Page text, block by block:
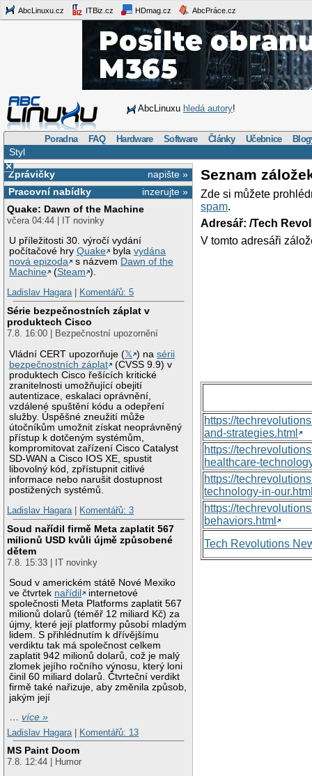
AbcLinuxu.cz ITBiz.cz HDmag.cz AbcPráce.cz
AbcLinuxu hledá autory!
Poradna FAQ Hardware Software Články Učebnice
Styl
×
napište »
Zprávičky
inzerujte »
Pracovní nabídky
Quake: Dawn of the Machine
včera 04:44 | IT novinky
U příležitosti 30. výročí vydání
počítačové hryQuake bylavydána
nová epizoda
s názvem Dawn of the
Machine
(Steam ).
Ladislav Hagara| Komentářů: 5
Série bezpečnostních záplat v
produktech Cisco
7.8. 16:00 | Bezpečnostní upozornění
Vládní CERT upozorňuje (𝕏 ) nasérii
bezpečnostních záplat
(CVSS 9.9) v
produktech Cisco řešících kritické
zranitelnosti umožňující obejití
autentizace, eskalaci oprávnění,
vzdálené spuštění kódu a odepření
služby. Úspěšné zneužití může
útočníkům umožnit získat neoprávněný
přístup k dotčeným systémům,
kompromitovat zařízení Cisco Catalyst
SD-WAN a Cisco IOS XE, spustit
libovolný kód, zpřístupnit citlivé
informace nebo narušit dostupnost
postižených systémů.
Ladislav Hagara| Komentářů: 3
Soud nařídil firmě Meta zaplatit 567
milionů USD kvůli újmě způsobené
dětem
7.8. 15:33 | IT novinky
Soud v americkém státě Nové Mexiko
ve čtvrtek nařídil
internetové
společnosti Meta Platforms zaplatit 567
milionů dolarů (téměř 12 miliard Kč) za
újmy, které její platformy působí mladým
lidem. S přihlédnutím k dřívějšímu
verdiktu tak má společnost celkem
zaplatit 942 milionů dolarů, což je malý
zlomek jejího ročního výnosu, který loni
činil 60 miliard dolarů. Čtvrteční verdikt
firmě také nařizuje, aby změnila způsob,
jakým její
…více »
Ladislav Hagara
Komentářů: 13
MS Paint Doom
7.8. 12:44 | Humor
Seznam
Zde si můžete
spam.
Adresář: /Tech
V tomto adresáři
https://
and-strategies.html
https://
healthcare-
https://
technology-in-
https://
behaviors.html
Tech Revolutions